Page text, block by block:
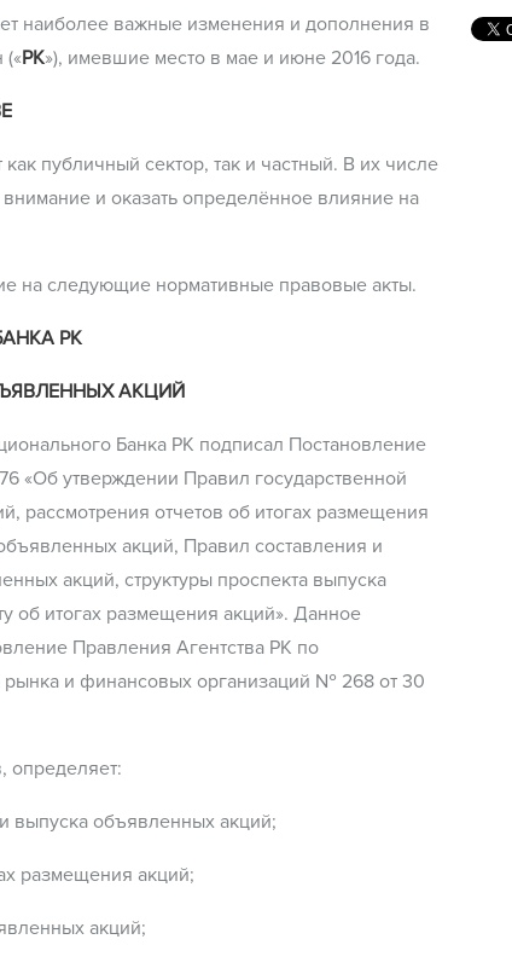
важные изменения и дополнения в
(«РК»), имевшие место в мае и июне 2016 года.
публичный сектор, так и частный. В их числе
и оказать определённое влияние на
на следующие нормативные правовые акты.
РК
АКЦИЙ
Банка РК подписал Постановление
«Об утверждении Правил государственной
рассмотрения отчетов об итогах размещения
акций, Правил составления и
акций, структуры проспекта выпуска
об итогах размещения акций». Данное
Правления Агентства РК по
и финансовых организаций № 268 от 30
определяет:
выпуска объявленных акций;
размещения акций;
акций;